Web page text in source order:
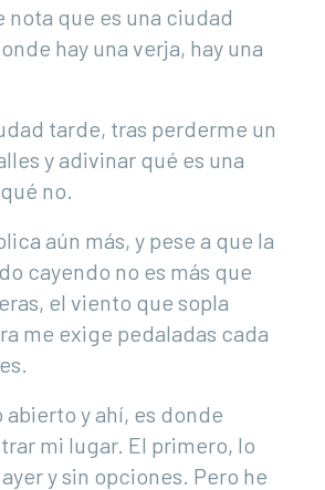
nota que es una ciudad
hay una verja, hay una
tarde, tras perderme un
y adivinar qué es una
no.
aún más, y pese a que la
cayendo no es más que
el viento que sopla
me exige pedaladas cada
abierto y ahí, es donde
mi lugar. El primero, lo
y sin opciones. Pero he